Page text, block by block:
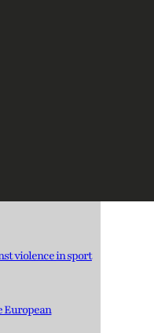
violence in sport
European